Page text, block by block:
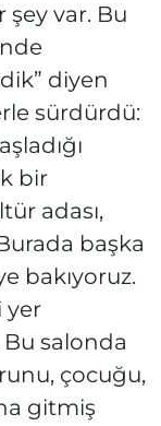
şey var. Bu
diyen
sürdürdü:
bir
adası,
başka
bakıyoruz.
yer
salonda
çocuğu,
gitmiş